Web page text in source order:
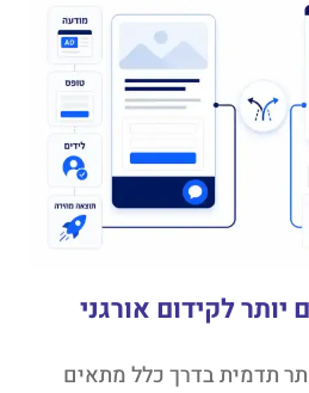
לקידום אורגני
תדמית בדרך כלל מתאים